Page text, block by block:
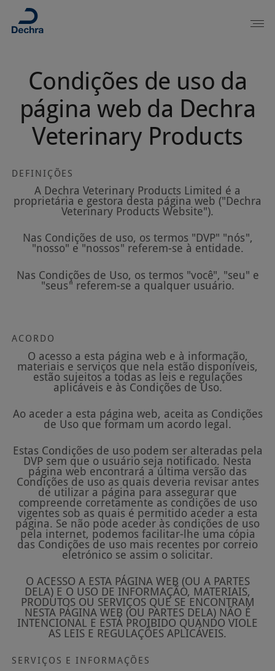
Condições de uso da
página web da Dechra
Veterinary Products
DEFINIÇÕES
A Dechra Veterinary Products Limited é a
proprietária e gestora desta página web ("Dechra
Veterinary Products Website").
Nas Condições de uso, os termos "DVP" "nós",
"nosso" e "nossos" referem-se à entidade.
Nas Condições de Uso, os termos "você", "seu" e
"seus" referem-se a qualquer usuário.
ACORDO
O acesso a esta página web e à informação,
materiais e serviços que nela estão disponíveis,
estão sujeitos a todas as leis e regulações
aplicáveis e às Condições de Uso.
Ao aceder a esta página web, aceita as Condições
de Uso que formam um acordo legal.
Estas Condições de uso podem ser alteradas pela
DVP sem que o usuário seja notificado. Nesta
página web encontrará a última versão das
Condições de uso as quais deveria revisar antes
de utilizar a página para assegurar que
compreende corretamente as condições de uso
vigentes sob as quais é permitido aceder a esta
página. Se não pode aceder às condições de uso
pela internet, podemos facilitar-lhe uma cópia
das Condições de uso mais recentes por correio
eletrónico se assim o solicitar.
O ACESSO A ESTA PÁGINA WEB (OU A PARTES
DELA) E O USO DE INFORMAÇÃO, MATERIAIS,
PRODUTOS OU SERVIÇOS QUE SE ENCONTRAM
NESTA PÁGINA WEB (OU PARTES DELA) NÃO É
INTENCIONAL E ESTÁ PROIBIDO QUANDO VIOLE
AS LEIS E REGULAÇÕES APLICÁVEIS.
SERVIÇOS E INFORMAÇÕES